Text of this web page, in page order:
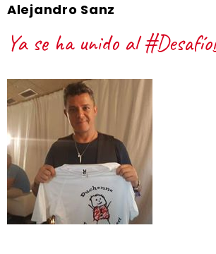
Alejandro Sanz
Ya se ha unido al